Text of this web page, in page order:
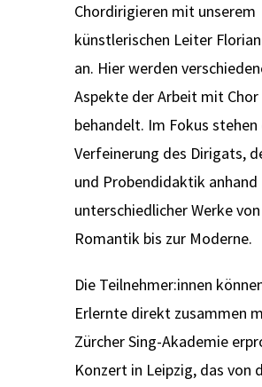
Chordirigieren mit unserem
künstlerischen Leiter
an. Hier werden
Aspekte der Arbeit mit Chor
behandelt. Im Fokus stehen
Verfeinerung des Dirigats,
und Probendidaktik anhand
unterschiedlicher Werke
Romantik bis zur Moderne.
Die Teilnehmer:innen
Erlernte direkt zusammen
Zürcher Sing-Akademie
Konzert in Leipzig, das von